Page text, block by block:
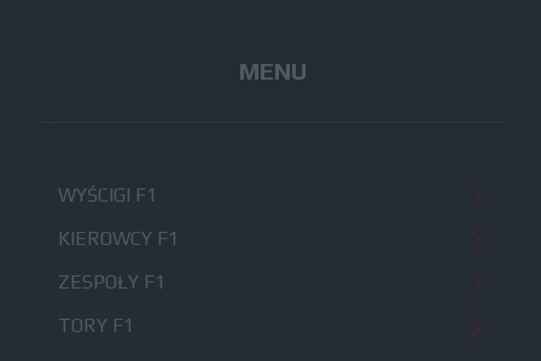
MENU
WYŚCIGI F1
KIEROWCY F1
ZESPOŁY F1
TORY F1